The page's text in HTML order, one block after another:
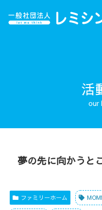
活
夢の先に向かうと
ファミリーホーム